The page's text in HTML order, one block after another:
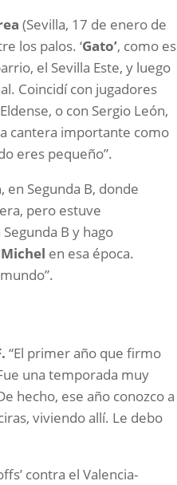
(Sevilla, 17 de enero de
los palos. ‘Gato’, como es
el Sevilla Este, y luego
Coincidí con jugadores
o con Sergio León,
cantera importante como
eres pequeño”.
, en Segunda B, donde
pero estuve
Segunda B y hago
Michel en esa época.
“El primer año que firmo
una temporada muy
hecho, ese año conozco a
viviendo allí. Le debo
contra el Valencia-